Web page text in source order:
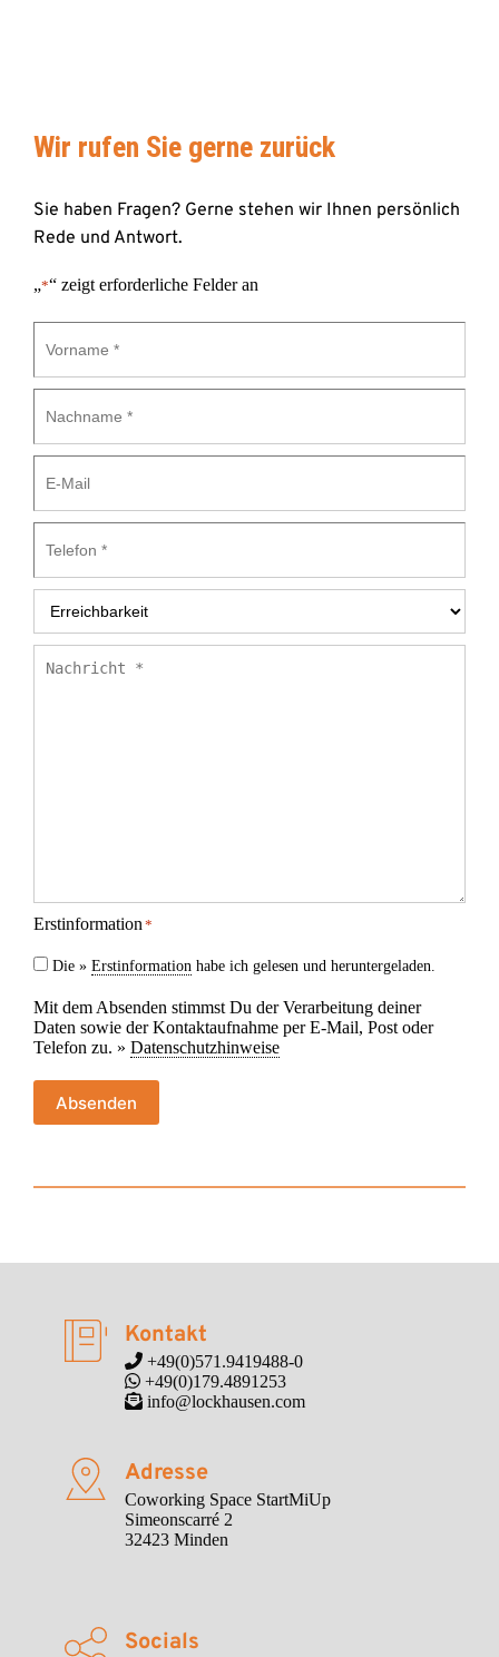
Wir rufen Sie gerne zurück
Sie haben Fragen? Gerne stehen wir Ihnen persönlich
Rede und Antwort.
„*“ zeigt erforderliche Felder an
Mail
Erstinformation *
Die » Erstinformation habe ich gelesen und heruntergeladen.
Mit dem Absenden stimmst Du der Verarbeitung deiner
Daten sowie der Kontaktaufnahme per E-Mail, Post oder
Telefon zu. » Datenschutzhinweise
Absenden
Kontakt
+49(0)571.9419488-0
+49(0)179.4891253
info@lockhausen.com
Adresse
Coworking Space StartMiUp
Simeonscarré 2
32423 Minden
Socials